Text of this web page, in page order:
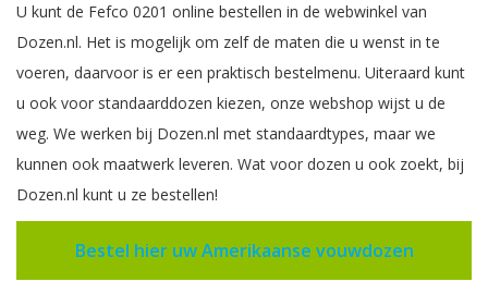
U kunt de Fefco 0201 online bestellen in de webwinkel van
Dozen.nl. Het is mogelijk om zelf de maten die u wenst in te
voeren, daarvoor is er een praktisch bestelmenu. Uiteraard kunt
u ook voor standaarddozen kiezen, onze webshop wijst u de
weg. We werken bij Dozen.nl met standaardtypes, maar we
kunnen ook maatwerk leveren. Wat voor dozen u ook zoekt, bij
Dozen.nl kunt u ze bestellen!
Bestel hier uw Amerikaanse vouwdozen